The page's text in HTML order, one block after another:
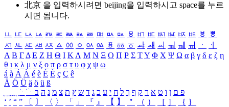
北京 을 입력하시려면 beijing을 입력하시고 space를 누르
시면 됩니다.
ㅥ ㅦ ㅧ ㅨ ㅩ ㅪ ㅫ ㅬ ㅭ ㅮ ㅯ ㅰ ㅱ ㅲ ㅳ ㅴ ㅵ ㅶ ㅷ ㅸ
ㅹ
ㅺ ㅻ ㅼ ㅽ ㅾ ㅿ ㆀ ㆁ ㆂ ㆃ ㆄ ㆅ ㆆ ㆇ ㆈ ㆉ ㆊ ㆋ ㆌ ㆍ
ㆎ
Α Β ΓΔ Ε Ζ Η Θ Ι ΚΛ Μ Ν Ξ Ο Π Ρ Σ ΤΥ Φ Χ Ψ Ω α β γ δ ε ζ η
θ ι κ λ μ ν ξ ο π ρ σ τ υ φ χ ψ ω
á à Á À é è É È ç Ç ê
Ä Ö Ü ä ö ü ß
ִֶֹ ֻּ ׁׂ פ ם ן ו ט א ר ק ף ך ל ח י ע כ ג ד ש ץ ת צ מ נ ה ב
‘ ’ “ ” 〔 〕 〈 〉 「 」 『 』 【 】 ＂ （ ） ［ ］ ｛ ｝